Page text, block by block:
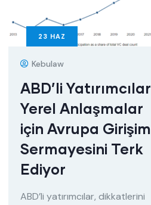
23 HAZ
Kebulaw
ABD’li Yatırımcılar
Yerel Anlaşmalar
için Avrupa Girişim
Sermayesini Terk
Ediyor
ABD’li yatırımcılar, dikkatlerini